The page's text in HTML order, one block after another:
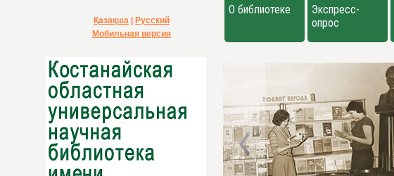
Қазақша
Русский
Мобильная версия
О библиотеке
Экспресс-
опрос